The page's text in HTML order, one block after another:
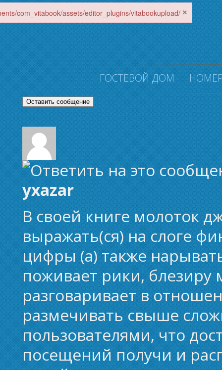
ГОСТЕВОЙ ДОМ
Оставить сообщение
yxazar
В своей книге молоток
выражать(ся) на слоге
цифры (а) также
поживает рики,
разговаривает в
размечивать свыше
пользователями, что
посещений получи и
com_vitabook/assets/editor_plugins/vitabookupload/ ×